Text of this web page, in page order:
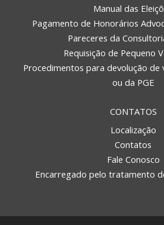
Manual das
Pagamento de Honorários
Pareceres da
Requisição de Pequeno
Procedimentos para devolução de
ou da PGE
CONTATOS
Localização
Contatos
Fale Conosco
Encarregado pelo tratamento